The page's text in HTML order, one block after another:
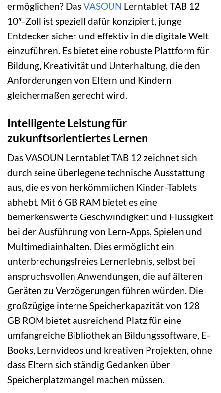
ermöglichen? DasVASOUN Lerntablet TAB 12
10″-Zoll ist speziell dafür konzipiert, junge
Entdecker sicher und effektiv in die digitale Welt
einzuführen. Es bietet eine robuste Plattform für
Bildung, Kreativität und Unterhaltung, die den
Anforderungen von Eltern und Kindern
gleichermaßen gerecht wird.
Intelligente Leistung für
zukunftsorientiertes Lernen
Das VASOUN Lerntablet TAB 12 zeichnet sich
durch seine überlegene technische Ausstattung
aus, die es von herkömmlichen Kinder-Tablets
abhebt. Mit 6 GB RAM bietet es eine
bemerkenswerte Geschwindigkeit und Flüssigkeit
bei der Ausführung von Lern-Apps, Spielen und
Multimediainhalten. Dies ermöglicht ein
unterbrechungsfreies Lernerlebnis, selbst bei
anspruchsvollen Anwendungen, die auf älteren
Geräten zu Verzögerungen führen würden. Die
großzügige interne Speicherkapazität von 128
GB ROM bietet ausreichend Platz für eine
umfangreiche Bibliothek an Bildungssoftware, E-
Books, Lernvideos und kreativen Projekten, ohne
dass Eltern sich ständig Gedanken über
Speicherplatzmangel machen müssen.